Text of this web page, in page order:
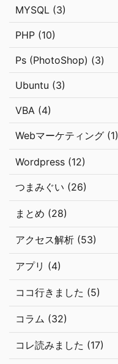
MYSQL (3)
PHP (10)
Ps (PhotoShop) (3)
Ubuntu (3)
VBA (4)
Webマーケティング (1)
Wordpress (12)
つまみぐい (26)
まとめ (28)
アクセス解析 (53)
アプリ (4)
ココ行きました (5)
コラム (32)
コレ読みました (17)